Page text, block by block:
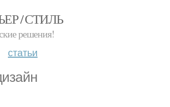
/ СТИЛЬ
решения!
статьи